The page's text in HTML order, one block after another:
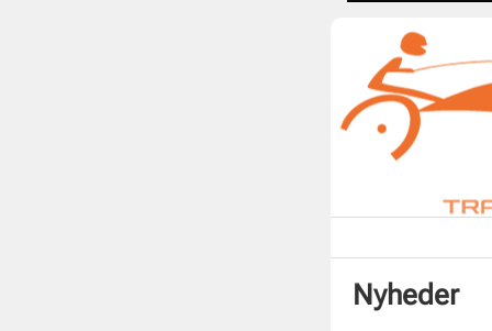
Nyheder